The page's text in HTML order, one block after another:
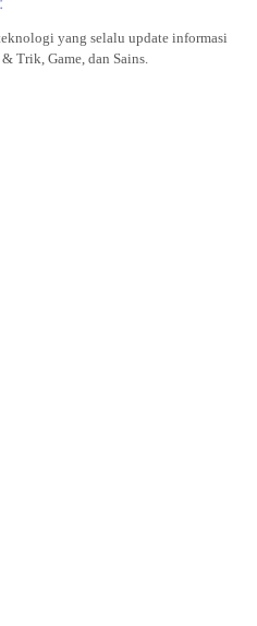
yang selalu update informasi
Trik, Game, dan Sains.